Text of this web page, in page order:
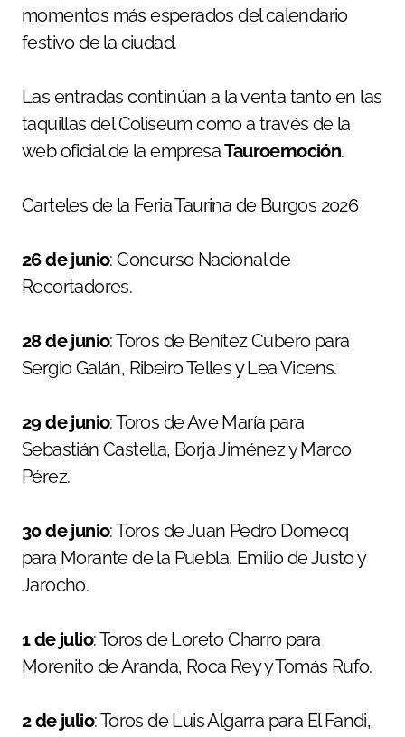
momentos más esperados del calendario
festivo de la ciudad.
Las entradas continúan a la venta tanto en las
taquillas del Coliseum como a través de la
web oficial de la empresaTauroemoción.
Carteles de la Feria Taurina de Burgos 2026
26 de junio: Concurso Nacional de
Recortadores.
28 de junio: Toros de Benítez Cubero para
Sergio Galán, Ribeiro Telles y Lea Vicens.
29 de junio: Toros de Ave María para
Sebastián Castella, Borja Jiménez y Marco
Pérez.
30 de junio: Toros de Juan Pedro Domecq
para Morante de la Puebla, Emilio de Justo y
Jarocho.
1 de julio: Toros de Loreto Charro para
Morenito de Aranda, Roca Rey y Tomás Rufo.
2 de julio: Toros de Luis Algarra para El Fandi,